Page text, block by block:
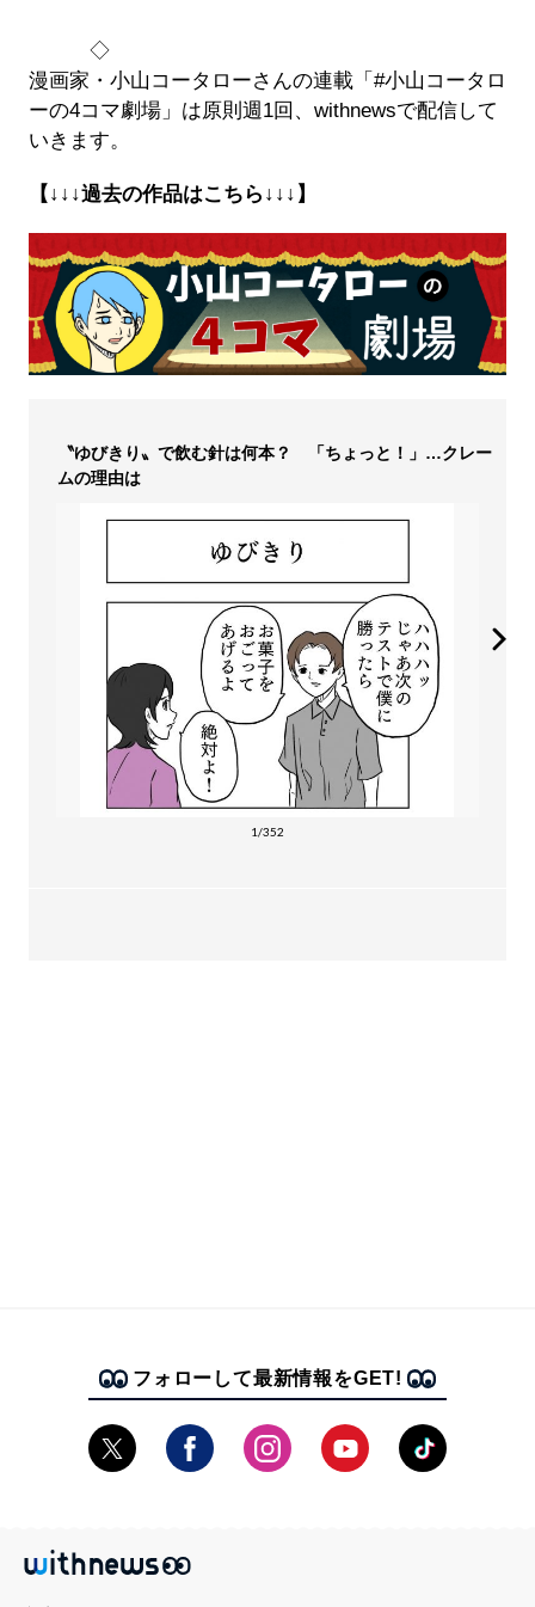
◇
漫画家・小山コータローさんの連載「#小山コータロ
ーの4コマ劇場」は原則週1回、withnewsで配信して
いきます。
【↓↓↓過去の作品はこちら↓↓↓】
〝ゆびきり〟で飲む針は何本？ 「ちょっと！」…クレー
ムの理由は
1/352
フォローして最新情報をGET!